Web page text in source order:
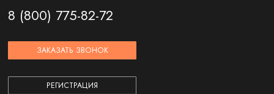
8 (800) 775-82-72
ЗАКАЗАТЬ ЗВОНОК
РЕГИСТРАЦИЯ